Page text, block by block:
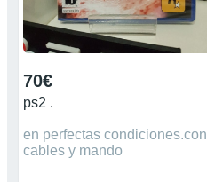
70€
ps2 .
en perfectas condiciones.con
cables y mando